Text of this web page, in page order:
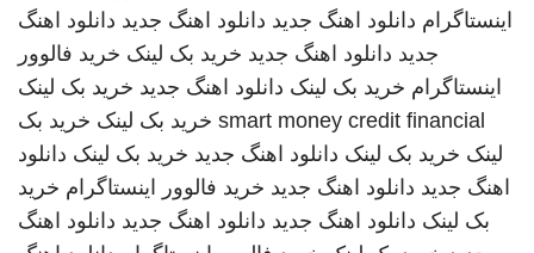
اینستاگرام دانلود اهنگ جدید دانلود اهنگ جدید دانلود اهنگ
جدید دانلود اهنگ جدید خرید بک لینک خرید فالوور
اینستاگرام خرید بک لینک دانلود اهنگ جدید خرید بک لینک
smart money credit financial خرید بک لینک خرید بک
لینک خرید بک لینک دانلود اهنگ جدید خرید بک لینک دانلود
اهنگ جدید دانلود اهنگ جدید خرید فالوور اینستاگرام خرید
بک لینک دانلود اهنگ جدید دانلود اهنگ جدید دانلود اهنگ